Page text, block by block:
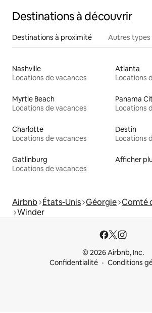
Destinations à découvrir
Destinations à proximité Autres
Nashville
Locations de vacances
Atlanta
Locations
Myrtle Beach
Locations de vacances
Panama
Locations
Charlotte
Locations de vacances
Destin
Locations
Gatlinburg
Locations de vacances
Afficher
Airbnb États-Unis Géorgie Comté
Winder
© 2026 Airbnb, Inc.
Confidentialité
Conditions